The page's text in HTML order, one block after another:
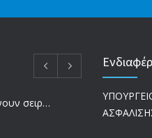
Ποιοι συνταξιούχοι παίρνουν σειρά για επανυπολογισμό σύνταξης με αύξηση και αναδρομικά – Οι εκκρεμότητες ανά Ταμείο